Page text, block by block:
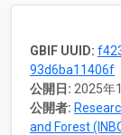
GBIF UUID:
93d6ba11406f
公開日: 2025年
公開者:
and Forest